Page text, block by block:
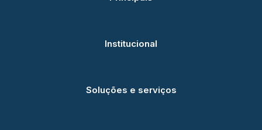
Institucional
Soluções e serviços